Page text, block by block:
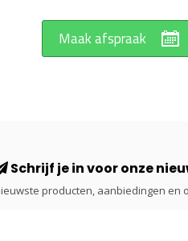
Maak afspraak
Schrijf je in voor onze
producten, aanbiedingen en